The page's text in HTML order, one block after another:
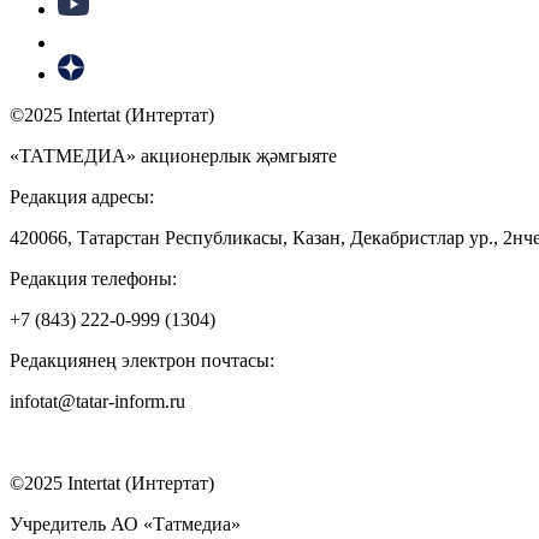
©2025 Intertat (Интертат)
«ТАТМЕДИА» акционерлык җәмгыяте
Редакция адресы:
420066, Татарстан Республикасы, Казан, Декабристлар ур.,
Редакция телефоны:
+7 (843) 222-0-999 (1304)
Редакциянең электрон почтасы:
infotat@tatar-inform.ru
©2025 Intertat (Интертат)
Учредитель АО «Татмедиа»